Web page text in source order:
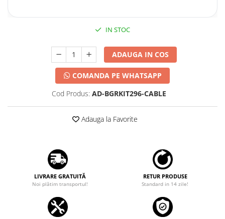
IN STOC
ADAUGA IN COS
COMANDA PE WHATSAPP
Cod Produs: AD-BGRKIT296-CABLE
Adauga la Favorite
LIVRARE GRATUITĂ
Noi plătim transportul!
RETUR PRODUSE
Standard in 14 zile!